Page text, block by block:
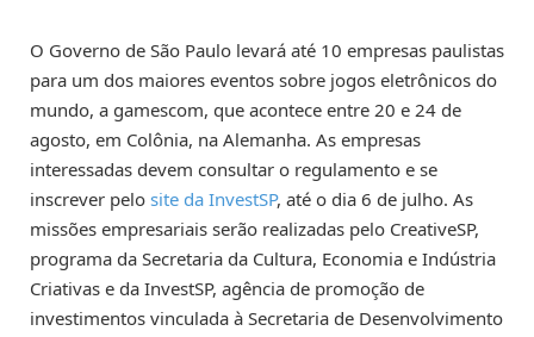
O Governo de São Paulo levará até 10 empresas paulistas
para um dos maiores eventos sobre jogos eletrônicos do
mundo, a gamescom, que acontece entre 20 e 24 de
agosto, em Colônia, na Alemanha. As empresas
interessadas devem consultar o regulamento e se
inscrever pelo site da InvestSP, até o dia 6 de julho. As
missões empresariais serão realizadas pelo CreativeSP,
programa da Secretaria da Cultura, Economia e Indústria
Criativas e da InvestSP, agência de promoção de
investimentos vinculada à Secretaria de Desenvolvimento